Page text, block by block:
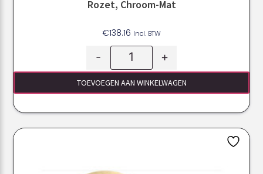
Rozet, Chroom-Mat
€138.16 Incl. BTW
- +
TOEVOEGEN AAN WINKELWAGEN